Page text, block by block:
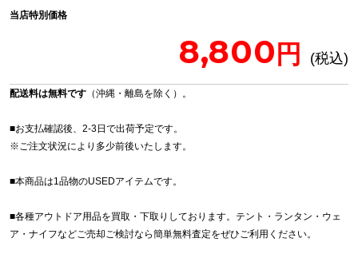
当店特別価格
8,800
配送料は無料です （沖縄・離島を除く）。
■お支払確認後、2-3日で出荷予定です。
※ご注文状況により多少前後いたします。
■本商品は1品物のUSEDアイテムです。
■各種アウトドア用品を買取・下取りしております。テント・ランタン・ウェ
ア・ナイフなどご売却ご検討なら簡単無料査定をぜひご利用ください。